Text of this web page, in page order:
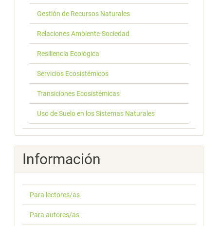
Gestión de Recursos Naturales
Relaciones Ambiente-Sociedad
Resiliencia Ecológica
Servicios Ecosistémicos
Transiciones Ecosistémicas
Uso de Suelo en los Sistemas Naturales
Información
Para lectores/as
Para autores/as